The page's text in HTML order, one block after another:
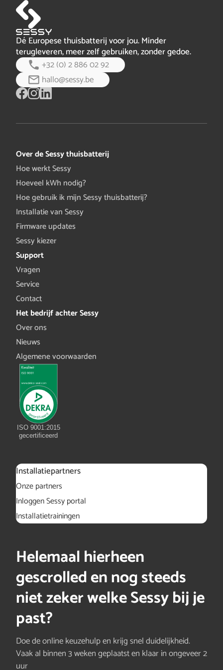
en de kwaliteit van verder weg écht beter is, dan halen
we onze onderdelen uit andere delen…
Dé Europese thuisbatterij voor jou. Minder
terugleveren, meer zelf gebruiken, zonder gedoe.
+32 (0) 2 886 02 92
hallo@sessy.be
Over de Sessy thuisbatterij
Hoe werkt Sessy
Hoeveel kWh nodig?
Hoe gebruik ik mijn Sessy thuisbatterij?
Installatie van Sessy
Firmware updates
Sessy kiezer
Support
Vragen
Service
Contact
Het bedrijf achter Sessy
Over ons
Nieuws
Algemene voorwaarden
ISO 9001:2015
gecertificeerd
Installatiepartners
Onze partners
Inloggen Sessy portal
Installatietrainingen
Helemaal hierheen
gescrolled en nog steeds
niet zeker welke Sessy bij je
past?
Doe de online keuzehulp en krijg snel duidelijkheid.
Vaak al binnen 3 weken geplaatst en klaar in ongeveer 2
uur